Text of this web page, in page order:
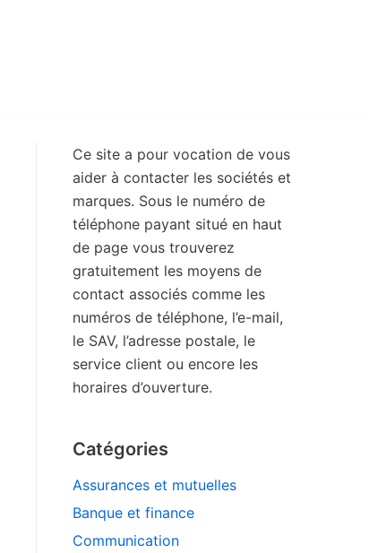
Ce site a pour vocation de vous
aider à contacter les sociétés et
marques. Sous le numéro de
téléphone payant situé en haut
de page vous trouverez
gratuitement les moyens de
contact associés comme les
numéros de téléphone, l’e-mail,
le SAV, l’adresse postale, le
service client ou encore les
horaires d’ouverture.
Catégories
Assurances et mutuelles
Banque et finance
Communication